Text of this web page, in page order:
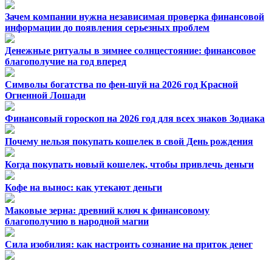
Зачем компании нужна независимая проверка финансовой
информации до появления серьезных проблем
Денежные ритуалы в зимнее солнцестояние: финансовое
благополучие на год вперед
Символы богатства по фен-шуй на 2026 год Красной
Огненной Лошади
Финансовый гороскоп на 2026 год для всех знаков Зодиака
Почему нельзя покупать кошелек в свой День рождения
Когда покупать новый кошелек, чтобы привлечь деньги
Кофе на вынос: как утекают деньги
Маковые зерна: древний ключ к финансовому
благополучию в народной магии
Сила изобилия: как настроить сознание на приток денег